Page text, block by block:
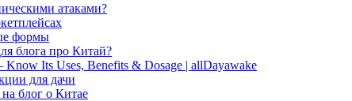
атаками?
формы
блога про Китай?
Its Uses, Benefits & Dosage | allDayawake
для дачи
блог о Китае